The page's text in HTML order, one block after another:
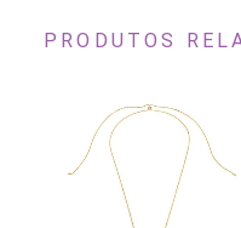
PRODUTOS